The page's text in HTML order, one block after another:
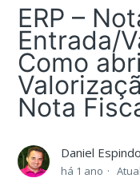
ERP –
Entrada/
Como
Nota
Daniel
há 1 ano